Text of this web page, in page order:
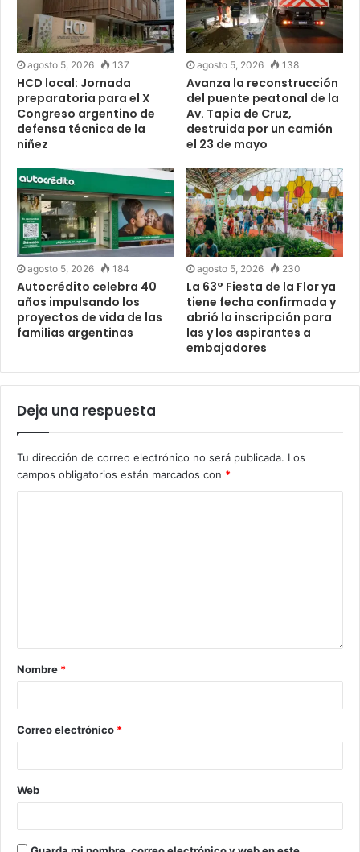
agosto 5, 2026 137
HCD local: Jornada
preparatoria para el X
Congreso argentino de
defensa técnica de la
niñez
agosto 5, 2026 138
Avanza la reconstrucción
del puente peatonal de la
Av. Tapia de Cruz,
destruida por un camión
el 23 de mayo
agosto 5, 2026 184
Autocrédito celebra 40
años impulsando los
proyectos de vida de las
familias argentinas
agosto 5, 2026 230
La 63° Fiesta de la Flor ya
tiene fecha confirmada y
abrió la inscripción para
las y los aspirantes a
embajadores
Deja una respuesta
Tu dirección de correo electrónico no será publicada. Los
campos obligatorios están marcados con *
Nombre *
Correo electrónico *
Web